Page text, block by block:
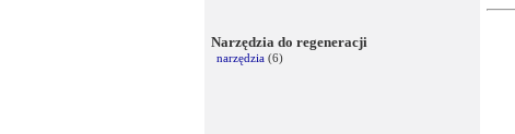
Narzędzia do regeneracji
narzędzia (6)